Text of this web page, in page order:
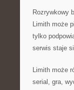
Rozrywkowy
Limith może
tylko
serwis staje
Limith może
serial, gra,